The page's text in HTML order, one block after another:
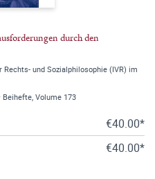
durch den
und Sozialphilosophie (IVR) im
Volume 173
€40.00*
€40.00*